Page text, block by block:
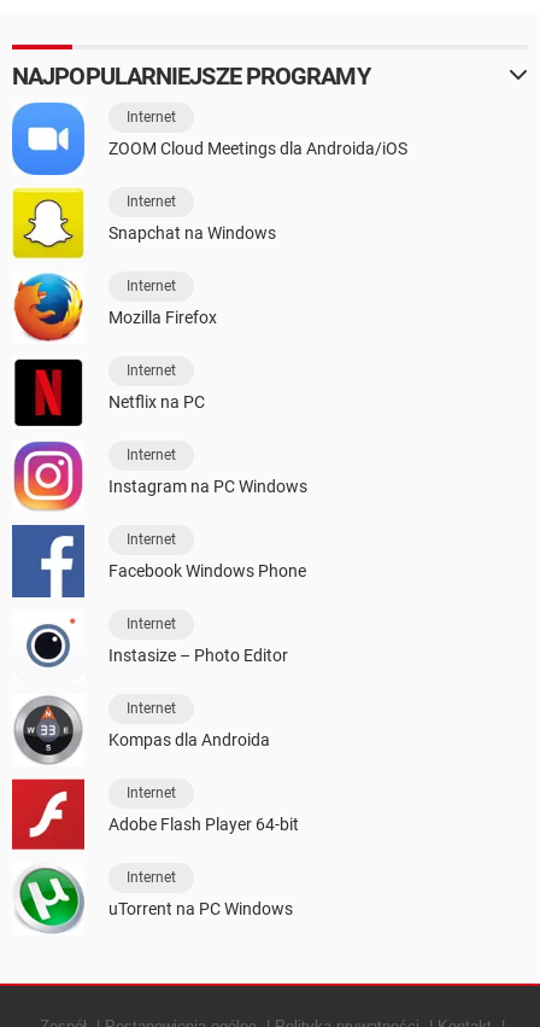
NAJPOPULARNIEJSZE PROGRAMY
Internet
ZOOM Cloud Meetings dla Androida/iOS
Internet
Snapchat na Windows
Internet
Mozilla Firefox
Internet
Netflix na PC
Internet
Instagram na PC Windows
Internet
Facebook Windows Phone
Internet
Instasize – Photo Editor
Internet
Kompas dla Androida
Internet
Adobe Flash Player 64-bit
Internet
uTorrent na PC Windows